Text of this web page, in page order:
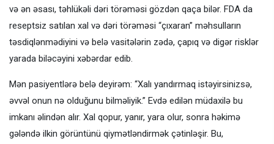
və ən əsası, təhlükəli dəri törəməsi gözdən qaça bilər. FDA da
reseptsiz satılan xal və dəri törəməsi “çıxaran” məhsulların
təsdiqlənmədiyini və belə vasitələrin zədə, çapıq və digər risklər
yarada biləcəyini xəbərdar edib.
Mən pasiyentlərə belə deyirəm: “Xalı yandırmaq istəyirsinizsə,
əvvəl onun nə olduğunu bilməliyik.” Evdə edilən müdaxilə bu
imkanı əlindən alır. Xal qopur, yanır, yara olur, sonra həkimə
gələndə ilkin görüntünü qiymətləndirmək çətinləşir. Bu,